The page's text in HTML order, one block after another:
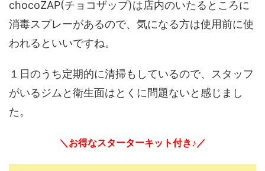
chocoZAP(チョコザップ)は店内のいたるところに
消毒スプレーがあるので、気になる方は使用前に使
われるといいですね。
１日のうち定期的に清掃もしているので、スタッフ
がいるジムと衛生面はとくに問題ないと感じまし
た。
＼お得なスターターキット付き♪／